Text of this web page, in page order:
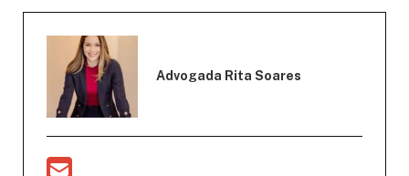
Advogada Rita Soares